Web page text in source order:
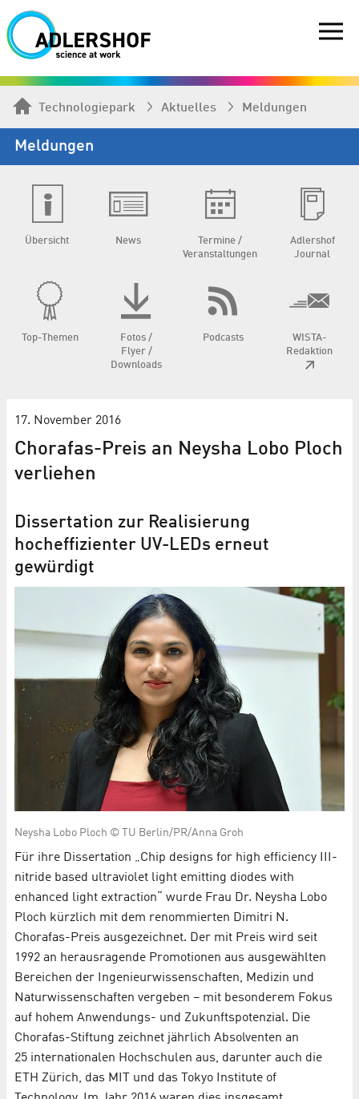
Technologiepark Aktuelles Meldungen
Meldungen
Übersicht News
Termine /
Veranstaltungen
Adlershof
Journal
Top-Themen
Fotos /
Flyer /
Downloads
Podcasts
WISTA-
Redaktion
17. November 2016
Chorafas-Preis an Neysha Lobo Ploch
verliehen
Dissertation zur Realisierung
hocheffizienter UV-LEDs erneut
gewürdigt
Neysha Lobo Ploch © TU Berlin/PR/Anna Groh
Für ihre Dissertation „Chip designs for high efficiency III-
nitride based ultraviolet light emitting diodes with
enhanced light extraction“ wurde Frau Dr. Neysha Lobo
Ploch kürzlich mit dem renommierten Dimitri N.
Chorafas-Preis ausgezeichnet. Der mit Preis wird seit
1992 an herausragende Promotionen aus ausgewählten
Bereichen der Ingenieurwissenschaften, Medizin und
Naturwissenschaften vergeben – mit besonderem Fokus
auf hohem Anwendungs- und Zukunftspotenzial. Die
Chorafas-Stiftung zeichnet jährlich Absolventen an
25 internationalen Hochschulen aus, darunter auch die
ETH Zürich, das MIT und das Tokyo Institute of